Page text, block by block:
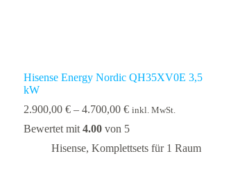
Hisense Energy Nordic QH35XV0E 3,5
kW
2.900,00 € – 4.700,00 €Preisspanne:
bis
4.700,00 €
inkl. MwSt.
Bewertet mit 4.00von 5
Hisense, Komplettsets für 1 Raum